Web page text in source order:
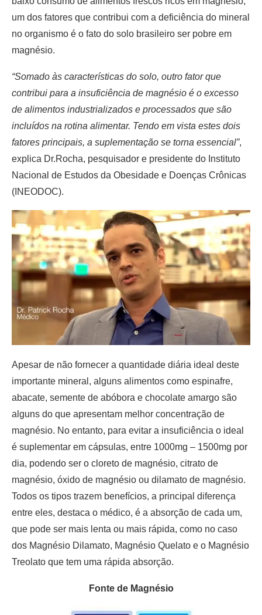
um dos fatores que contribui com a deficiência do mineral
no organismo é o fato do solo brasileiro ser pobre em
magnésio.
“Somado às características do solo, outro fator que
contribui para a insuficiência de magnésio é o excesso
de alimentos industrializados e processados que são
incluídos na rotina alimentar. Tendo em vista estes dois
fatores principais, a suplementação se torna essencial”,
explica Dr.Rocha, pesquisador e presidente do Instituto
Nacional de Estudos da Obesidade e Doenças Crônicas
(INEODOC).
Apesar de não fornecer a quantidade diária ideal deste
importante mineral, alguns alimentos como espinafre,
abacate, semente de abóbora e chocolate amargo são
alguns do que apresentam melhor concentração de
magnésio. No entanto, para evitar a insuficiência o ideal
é suplementar em cápsulas, entre 1000mg – 1500mg por
dia, podendo ser o cloreto de magnésio, citrato de
magnésio, óxido de magnésio ou dilamato de magnésio.
Todos os tipos trazem benefícios, a principal diferença
entre eles, destaca o médico, é a absorção de cada um,
que pode ser mais lenta ou mais rápida, como no caso
dos Magnésio Dilamato, Magnésio Quelato e o Magnésio
Treolato que tem uma rápida absorção.
Fonte de Magnésio